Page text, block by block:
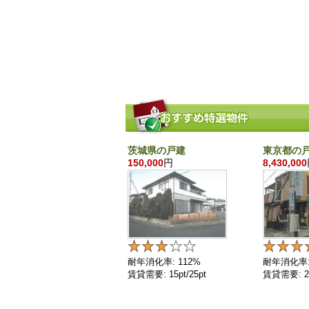
茨城県の戸建
150,000円
耐年消化率: 112%
賃貸需要: 15pt/25pt
東京都の
8,430,000
耐年消化
賃貸需要: